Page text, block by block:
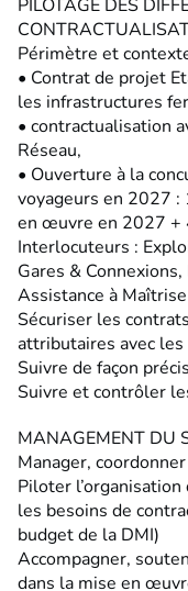
PILOTAGE DES
Périmètre et
• Contrat de projet
les infrastructures
• contractualisation
Réseau,
• Ouverture à la
voyageurs en 2027 :
en œuvre en 2027 +
Interlocuteurs :
Gares &
Assistance à Maîtrise
Sécuriser les
attributaires avec
Suivre de façon
Suivre et contrôler
MANAGEMENT DU
Manager,
Piloter
les besoins de
budget de la DMI)
Accompagner,
dans la mise en